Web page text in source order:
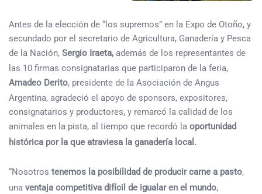
Antes de la elección de “los supremos” en la Expo de Otoño, y
secundado por el secretario de Agricultura, Ganadería y Pesca
de la Nación, Sergio Iraeta, además de los representantes de
las 10 firmas consignatarias que participaron de la feria,
Amadeo Derito, presidente de la Asociación de Angus
Argentina, agradeció el apoyo de sponsors, expositores,
consignatarios y productores, y remarcó la calidad de los
animales en la pista, al tiempo que recordó la oportunidad
histórica por la que atraviesa la ganadería local.
“Nosotros tenemos la posibilidad de producir carne a pasto,
una ventaja competitiva difícil de igualar en el mundo,